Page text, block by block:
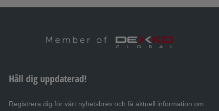
Håll dig uppdaterad!
Registrera dig för vårt nyhetsbrev och få aktuell information om